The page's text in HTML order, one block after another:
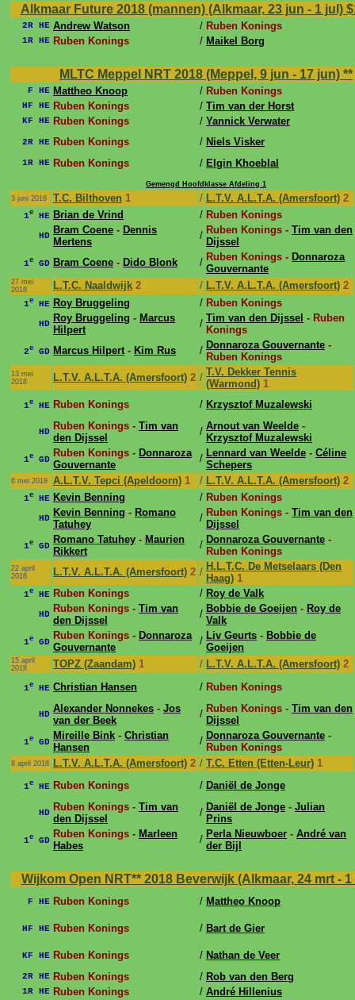
Alkmaar Future 2018 (mannen) (Alkmaar, 23 jun - 1 jul)
2R HE Andrew Watson / Ruben Konings
1R HE Ruben Konings / Maikel Borg
MLTC Meppel NRT 2018 (Meppel, 9 jun - 17 jun) **
F HE Mattheo Knoop / Ruben Konings
HF HE Ruben Konings / Tim van der Horst
KF HE Ruben Konings / Yannick Verwater
2R HE Ruben Konings / Niels Visker
1R HE Ruben Konings / Elgin Khoeblal
Gemengd Hoofdklasse Afdeling 1
3 juni 2018
T.C. Bilthoven 1 / L.T.V. A.L.T.A. (Amersfoort) 2
1e HE Brian de Vrind / Ruben Konings
HD Bram Coene - Dennis
Mertens
/ Ruben Konings - Tim van den
Dijssel
1e GD Bram Coene - Dido Blonk / Ruben Konings - Donnaroza
Gouvernante
27 mei
2018
L.T.C. Naaldwijk 2 / L.T.V. A.L.T.A. (Amersfoort) 2
1e HE Roy Bruggeling / Ruben Konings
HD Roy Bruggeling - Marcus
Hilpert
/ Tim van den Dijssel - Ruben
Konings
2e GD Marcus Hilpert- Kim Rus / Donnaroza Gouvernante -
Ruben Konings
13 mei
2018
L.T.V. A.L.T.A. (Amersfoort) 2 / T.V. Dekker Tennis
(Warmond) 1
1e HE Ruben Konings / Krzysztof Muzalewski
HD Ruben Konings - Tim van
den Dijssel
/ Arnout van Weelde -
Krzysztof Muzalewski
1e GD
Ruben Konings - Donnaroza
Gouvernante
/ Lennard van Weelde - Céline
Schepers
6 mei 2018 A.L.T.V. Tepci (Apeldoorn) 1 / L.T.V. A.L.T.A. (Amersfoort) 2
1e HE Kevin Benning / Ruben Konings
HD Kevin Benning - Romano
Tatuhey
/ Ruben Konings - Tim van den
Dijssel
1e GD
Romano Tatuhey - Maurien
Rikkert
/ Donnaroza Gouvernante -
Ruben Konings
22 april
2018
L.T.V. A.L.T.A. (Amersfoort) 2 / H.L.T.C. De Metselaars (Den
Haag) 1
1e HE Ruben Konings / Roy de Valk
HD Ruben Konings - Tim van
den Dijssel
/ Bobbie de Goeijen - Roy de
Valk
1e GD
Ruben Konings - Donnaroza
Gouvernante
/ Liv Geurts - Bobbie de
Goeijen
15 april
2018
TOPZ (Zaandam) 1 / L.T.V. A.L.T.A. (Amersfoort) 2
1e HE Christian Hansen / Ruben Konings
HD Alexander Nonnekes - Jos
van der Beek
/ Ruben Konings - Tim van den
Dijssel
1e GD
Mireille Bink - Christian
Hansen
/ Donnaroza Gouvernante -
Ruben Konings
8 april 2018 L.T.V. A.L.T.A. (Amersfoort) 2 / T.C. Etten (Etten-Leur) 1
1e HE Ruben Konings / Daniël de Jonge
HD Ruben Konings - Tim van
den Dijssel
/ Daniël de Jonge - Julian
Prins
1e GD
Ruben Konings - Marleen
Habes
/ Perla Nieuwboer - André van
der Bijl
Wijkom Open NRT** 2018 Beverwijk (Alkmaar, 24 mrt -
F HE Ruben Konings / Mattheo Knoop
HF HE Ruben Konings / Bart de Gier
KF HE Ruben Konings / Nathan de Veer
2R HE Ruben Konings / Rob van den Berg
1R HE Ruben Konings / André Hillenius